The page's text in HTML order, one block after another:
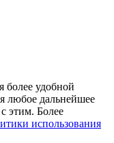
более удобной
любое дальнейшее
этим. Более
использования